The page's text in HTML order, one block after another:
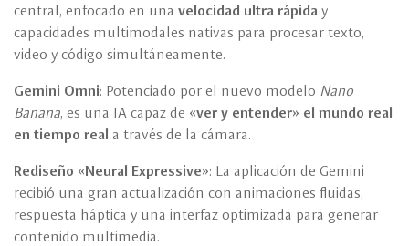
central, enfocado en una velocidad ultra rápida y
capacidades multimodales nativas para procesar texto,
video y código simultáneamente.
Gemini Omni: Potenciado por el nuevo modelo Nano
Banana, es una IA capaz de «ver y entender» el mundo real
en tiempo real a través de la cámara.
Rediseño «Neural Expressive»: La aplicación de Gemini
recibió una gran actualización con animaciones fluidas,
respuesta háptica y una interfaz optimizada para generar
contenido multimedia.